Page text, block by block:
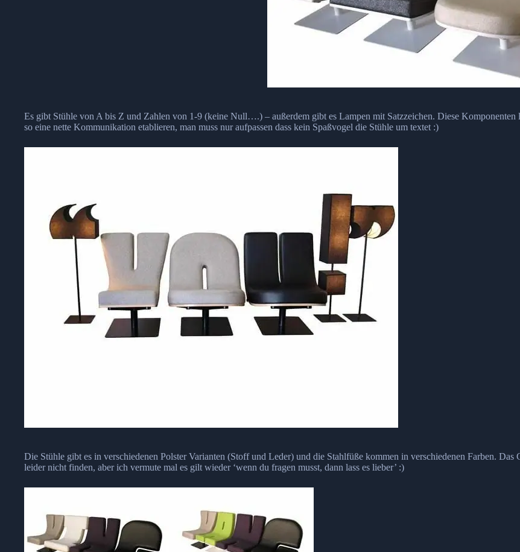
Es gibt Stühle von A bis Z und Zahlen von 1-9 (keine Null….) – außerdem gibt es Lampen mit Satzzeichen. Diese Komponenten
so eine nette Kommunikation etablieren, man muss nur aufpassen dass kein Spaßvogel die Stühle um textet :)
Die Stühle gibt es in verschiedenen Polster Varianten (Stoff und Leder) und die Stahlfüße kommen in verschiedenen Farben. Das
leider nicht finden, aber ich vermute mal es gilt wieder ‘wenn du fragen musst, dann lass es lieber’ :)